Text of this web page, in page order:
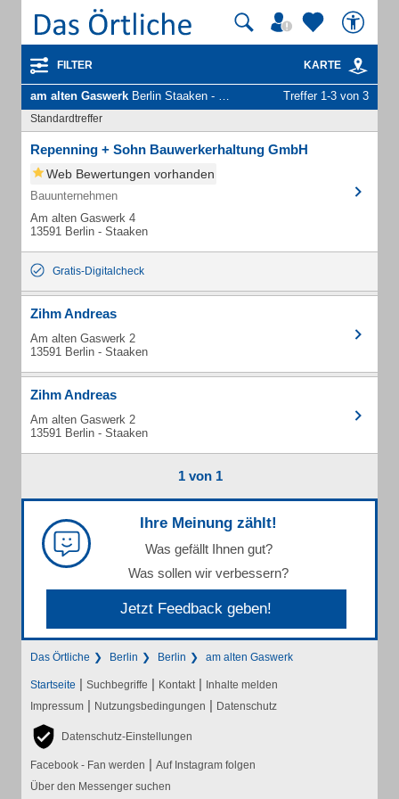
FILTER KARTE
am alten Gaswerk Berlin Staaken - Unternehmen und Personen Treffer 1-3 von 3
Standardtreffer
Repenning + Sohn Bauwerkerhaltung GmbH
Web Bewertungen vorhanden
Bauunternehmen
Am alten Gaswerk 4
13591 Berlin - Staaken
Gratis-Digitalcheck
Zihm Andreas
Am alten Gaswerk 2
13591 Berlin - Staaken
Zihm Andreas
Am alten Gaswerk 2
13591 Berlin - Staaken
1 von 1
Ihre Meinung zählt!
Was gefällt Ihnen gut?
Was sollen wir verbessern?
Jetzt Feedback geben!
Das Örtliche Berlin Berlin am alten Gaswerk
Startseite | Suchbegriffe | Kontakt | Inhalte melden
Impressum | Nutzungsbedingungen | Datenschutz
Datenschutz-Einstellungen
Facebook - Fan werden | Auf Instagram folgen
Über den Messenger suchen